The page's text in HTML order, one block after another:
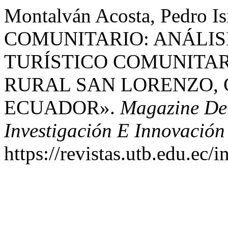
Montalván Acosta, Pedro
COMUNITARIO:
TURÍSTICO
RURAL SAN
ECUADOR». Magazine
Investigación E Innovación
https://revistas.utb.edu.ec/